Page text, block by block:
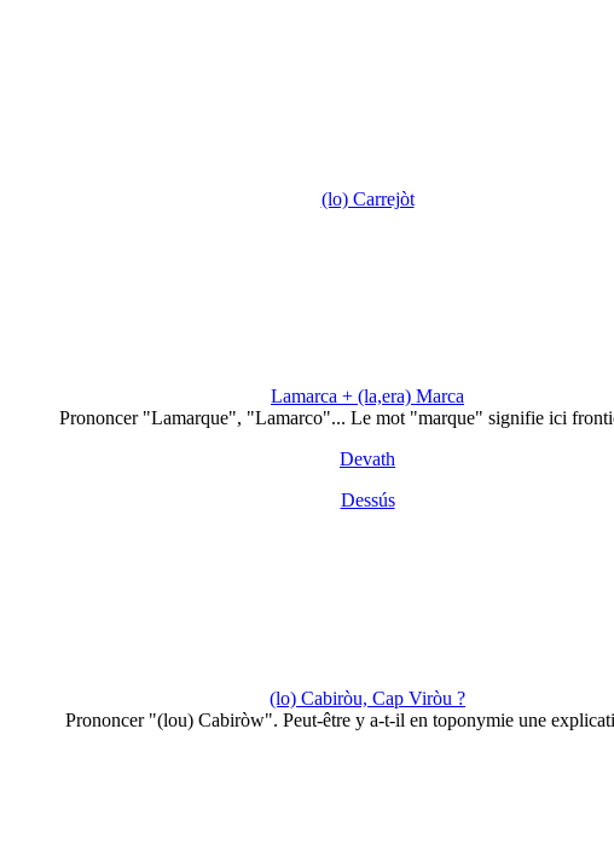
(lo) Carrejòt
Lamarca + (la,era) Marca
Prononcer "Lamarque", "Lamarco"... Le mot "marque" signifie ici
Devath
Dessús
(lo) Cabiròu, Cap Viròu ?
Prononcer "(lou) Cabiròw". Peut-être y a-t-il en toponymie une